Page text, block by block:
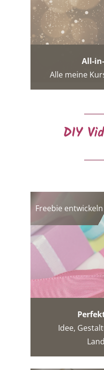
All-
Alle meine
DIY
Freebie entwickeln
Idee,